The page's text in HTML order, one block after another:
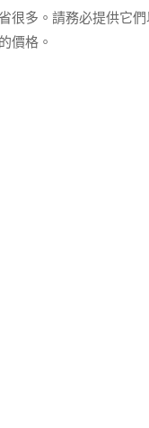
多。請務必提供它
價格。